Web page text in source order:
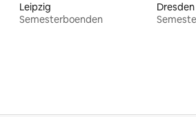
Leipzig
Semesterboenden
Dresden